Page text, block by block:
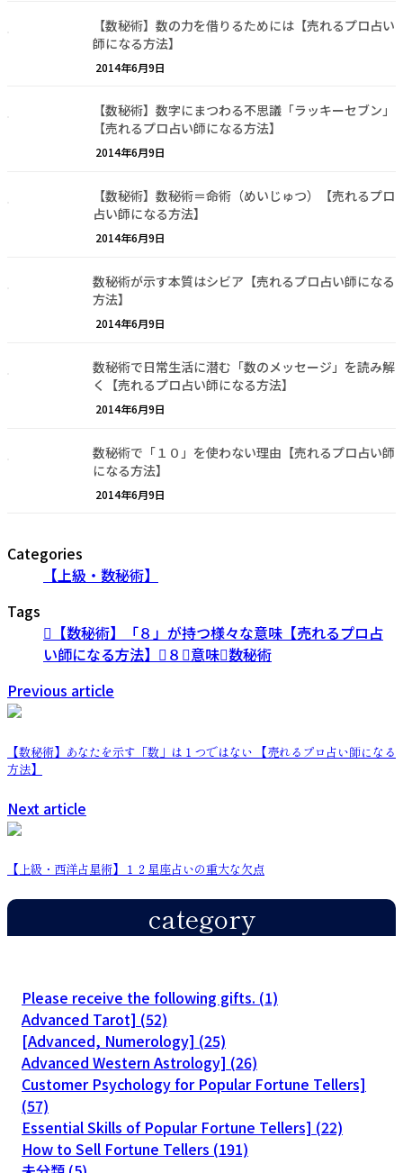
【数秘術】数の力を借りるためには【売れるプロ占い
師になる方法】
2014年6月9日
【数秘術】数字にまつわる不思議「ラッキーセブン」
【売れるプロ占い師になる方法】
2014年6月9日
【数秘術】数秘術＝命術（めいじゅつ）【売れるプロ
占い師になる方法】
2014年6月9日
数秘術が示す本質はシビア【売れるプロ占い師になる
方法】
2014年6月9日
数秘術で日常生活に潜む「数のメッセージ」を読み解
く【売れるプロ占い師になる方法】
2014年6月9日
数秘術で「１０」を使わない理由【売れるプロ占い師
になる方法】
2014年6月9日
Categories
【上級・数秘術】
Tags
【数秘術】「８」が持つ様々な意味【売れるプロ占
い師になる方法】
８ 意味 数秘術
Previous article
【数秘術】あなたを示す「数」は１つではない 【売れるプロ占い師になる
方法】
Next article
【上級・西洋占星術】１２星座占いの重大な欠点
category
Please receive the following gifts. (1)
Advanced Tarot] (52)
[Advanced, Numerology] (25)
Advanced Western Astrology] (26)
Customer Psychology for Popular Fortune Tellers]
(57)
Essential Skills of Popular Fortune Tellers] (22)
How to Sell Fortune Tellers (191)